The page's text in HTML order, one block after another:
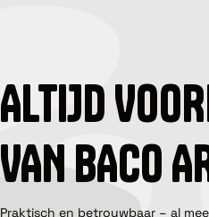
ALTIJD
VAN BACO
Praktisch en betrouwbaar – al